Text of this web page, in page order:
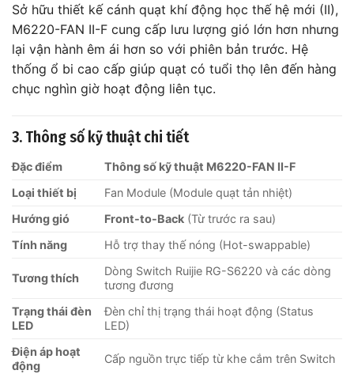
Sở hữu thiết kế cánh quạt khí động học thế hệ mới (II),
M6220-FAN II-F cung cấp lưu lượng gió lớn hơn nhưng
lại vận hành êm ái hơn so với phiên bản trước. Hệ
thống ổ bi cao cấp giúp quạt có tuổi thọ lên đến hàng
chục nghìn giờ hoạt động liên tục.
3. Thông số kỹ thuật chi tiết
Đặc điểm
Thông số kỹ thuật M6220-FAN II-F
Loại thiết bị
Fan Module (Module quạt tản nhiệt)
Hướng gió
Front-to-Back (Từ trước ra sau)
Tính năng
Hỗ trợ thay thế nóng (Hot-swappable)
Tương thích
Dòng Switch Ruijie RG-S6220 và các dòng
tương đương
Trạng thái đèn
LED
Đèn chỉ thị trạng thái hoạt động (Status
LED)
Điện áp hoạt
động
Cấp nguồn trực tiếp từ khe cắm trên Switch